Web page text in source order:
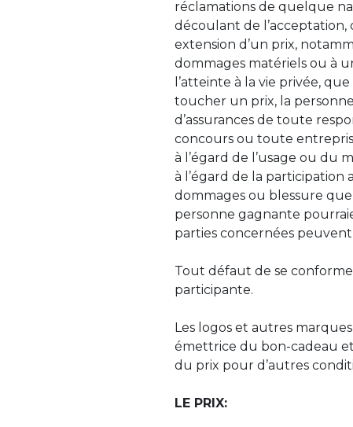
réclamations de quelque
découlant de l’acceptation,
extension d’un prix,
dommages matériels ou à
l’atteinte à la vie privée,
toucher un prix, la
d’assurances de toute
concours ou toute
à l’égard de l’usage ou du
à l’égard de la
dommages ou blessure
personne gagnante
parties concernées
Tout défaut de se
participante.
Les logos et autres
émettrice du bon-cadeau
du prix pour d’autres
LE PRIX: